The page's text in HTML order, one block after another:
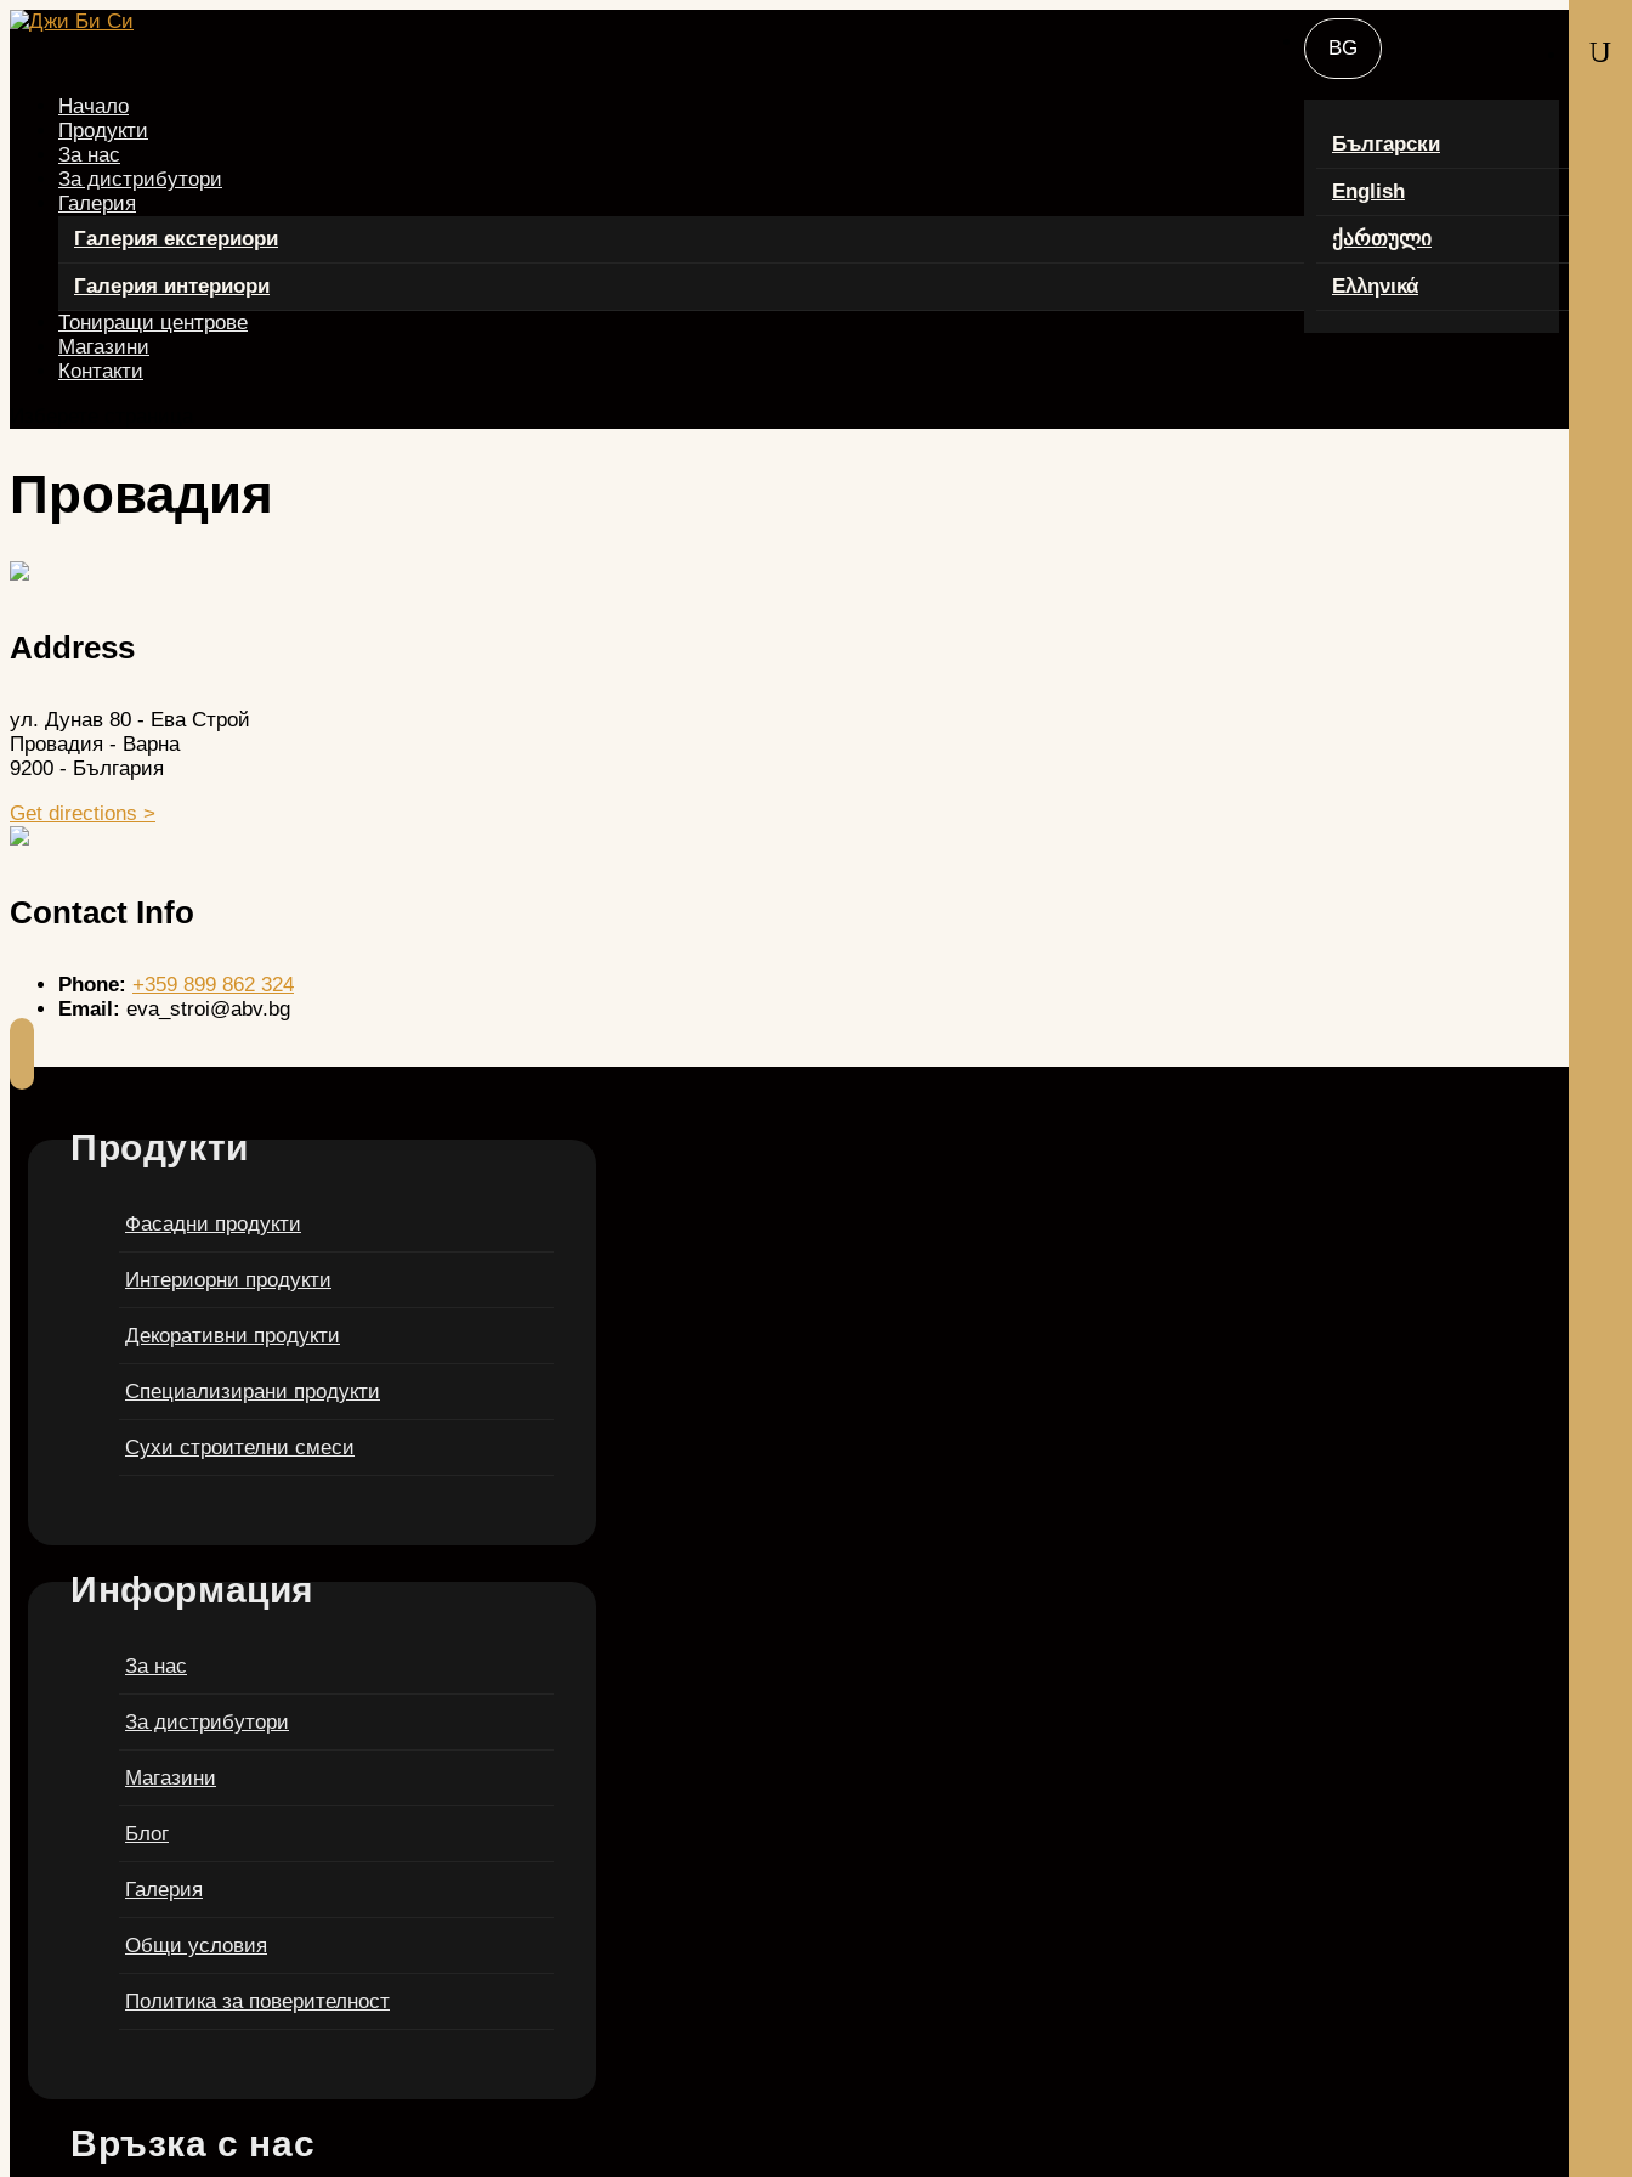
Начало
Продукти
За нас
За дистрибутори
Галерия
Галерия екстериори
Галерия интериори
Тониращи центрове
Магазини
Контакти
Български
English
ქართული
Ελληνικά
U
Провадия
Address
ул. Дунав 80 - Ева Строй
Провадия - Варна
9200 - България
Get directions >
Contact Info
Phone: +359 899 862 324
Email: eva_stroi@abv.bg
Продукти
Фасадни продукти
Интериорни продукти
Декоративни продукти
Специализирани продукти
Сухи строителни смеси
Информация
За нас
За дистрибутори
Магазини
Блог
Галерия
Общи условия
Политика за поверителност
Връзка с нас